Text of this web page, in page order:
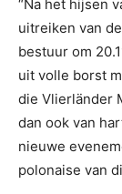
“Na het hijsen
uitreiken van
bestuur om
uit volle borst
die Vlierländer
dan ook van
nieuwe
polonaise van